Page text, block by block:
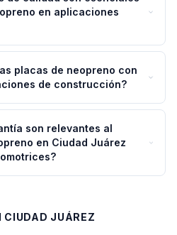
en aplicaciones
placas de neopreno con
de construcción?
son relevantes al
en Ciudad Juárez
CIUDAD JUÁREZ